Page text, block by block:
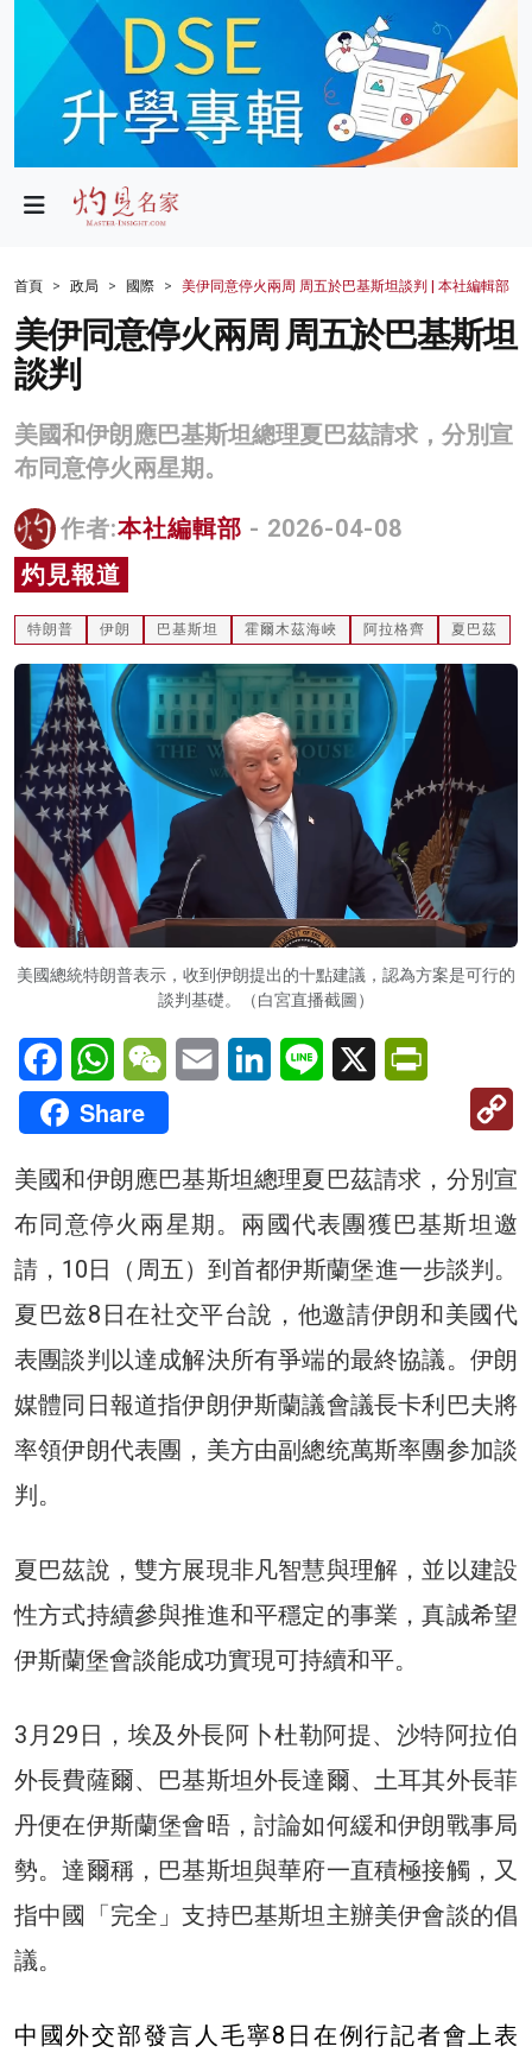
政局
財經
生活
健康
商業
科技
影片
名家榜
灼見活動
關於我們
首頁 政局 國際 美伊同意停火兩周 周五於巴基斯坦談判 | 本社編輯部
美伊同意停火兩周 周五於巴基斯坦
談判
美國和伊朗應巴基斯坦總理夏巴茲請求，分別宣
布同意停火兩星期。
作者:本社編輯部 - 2026-04-08
灼見報道
特朗普 伊朗 巴基斯坦 霍爾木茲海峽 阿拉格齊 夏巴茲
美國總統特朗普表示，收到伊朗提出的十點建議，認為方案是可行的
談判基礎。（白宮直播截圖）
FacebookWhatsAppWeChatEmail LinkedInLine X
Share
美國和伊朗應巴基斯坦總理夏巴茲請求，分別宣
布同意停火兩星期。兩國代表團獲巴基斯坦邀
請，10日（周五）到首都伊斯蘭堡進一步談判。
夏巴兹8日在社交平台說，他邀請伊朗和美國代
表團談判以達成解決所有爭端的最終協議。伊朗
媒體同日報道指伊朗伊斯蘭議會議長卡利巴夫將
率領伊朗代表團，美方由副總统萬斯率團参加談
判。
夏巴茲說，雙方展現非凡智慧與理解，並以建設
性方式持續參與推進和平穩定的事業，真誠希望
伊斯蘭堡會談能成功實現可持續和平。
3月29日，埃及外長阿卜杜勒阿提、沙特阿拉伯
外長費薩爾、巴基斯坦外長達爾、土耳其外長菲
丹便在伊斯蘭堡會晤，討論如何緩和伊朗戰事局
勢。達爾稱，巴基斯坦與華府一直積極接觸，又
指中國「完全」支持巴基斯坦主辦美伊會談的倡
議。
中國外交部發言人毛寧8日在例行記者會上表